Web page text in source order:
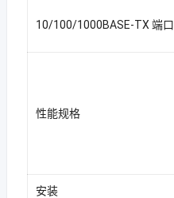
10/100/1000BASE-TX 端口
性能规格
安装